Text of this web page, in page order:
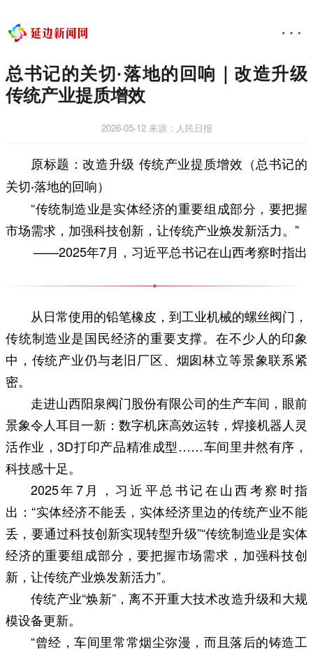
总书记的关切·落地的回响｜改造升级
传统产业提质增效
2026-05-12 来源：人民日报
原标题：改造升级 传统产业提质增效（总书记的
关切·落地的回响）
“传统制造业是实体经济的重要组成部分，要把握
市场需求，加强科技创新，让传统产业焕发新活力。”
——2025年7月，习近平总书记在山西考察时指出
从日常使用的铅笔橡皮，到工业机械的螺丝阀门，
传统制造业是国民经济的重要支撑。在不少人的印象
中，传统产业仍与老旧厂区、烟囱林立等景象联系紧
密。
走进山西阳泉阀门股份有限公司的生产车间，眼前
景象令人耳目一新：数字机床高效运转，焊接机器人灵
活作业，3D打印产品精准成型……车间里井然有序，
科技感十足。
2025年7月，习近平总书记在山西考察时指
出：“实体经济不能丢，实体经济里边的传统产业不能
丢，要通过科技创新实现转型升级”“传统制造业是实体
经济的重要组成部分，要把握市场需求，加强科技创
新，让传统产业焕发新活力”。
传统产业“焕新”，离不开重大技术改造升级和大规
模设备更新。
“曾经，车间里常常烟尘弥漫，而且落后的铸造工